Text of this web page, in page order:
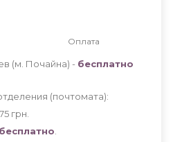
Оплата
(м. Почайна) - бесплатно
(почтомата):
грн
бесплатно